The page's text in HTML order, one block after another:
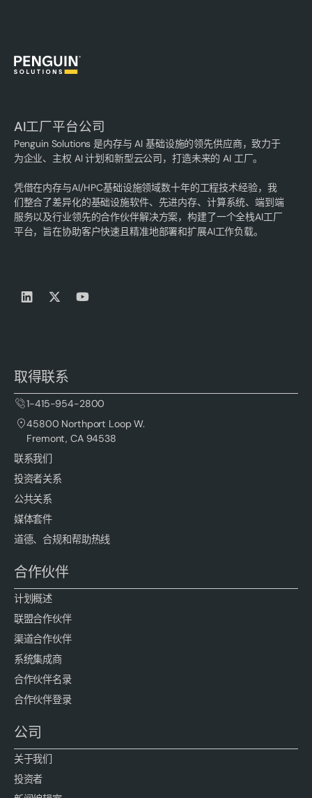
AI工厂平台公司
Penguin Solutions 是内存与 AI 基础设施的领先供应商，致力于
为企业、主权 AI 计划和新型云公司，打造未来的 AI 工厂。
凭借在内存与AI/HPC基础设施领域数十年的工程技术经验，我
们整合了差异化的基础设施软件、先进内存、计算系统、端到端
服务以及行业领先的合作伙伴解决方案，构建了一个全栈AI工厂
平台，旨在协助客户快速且精准地部署和扩展AI工作负载。
取得联系
1-415-954-2800
45800 Northport Loop W.
Fremont, CA 94538
联系我们
投资者关系
公共关系
媒体套件
道德、合规和帮助热线
合作伙伴
计划概述
联盟合作伙伴
渠道合作伙伴
系统集成商
合作伙伴名录
合作伙伴登录
公司
关于我们
投资者